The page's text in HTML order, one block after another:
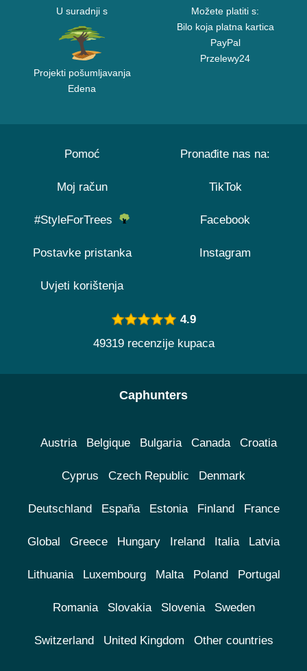
U suradnji s
Projekti pošumljavanja
Edena
Možete platiti s:
Bilo koja platna kartica
PayPal
Przelewy24
Pomoć
Moj račun
#StyleForTrees
Postavke pristanka
Uvjeti korištenja
Pronađite nas na:
TikTok
Facebook
Instagram
4.9
49319 recenzije kupaca
Caphunters
Austria Belgique Bulgaria Canada Croatia
Cyprus Czech Republic Denmark
Deutschland España Estonia Finland France
Global Greece Hungary Ireland Italia Latvia
Lithuania Luxembourg Malta Poland Portugal
Romania Slovakia Slovenia Sweden
Switzerland United Kingdom Other countries